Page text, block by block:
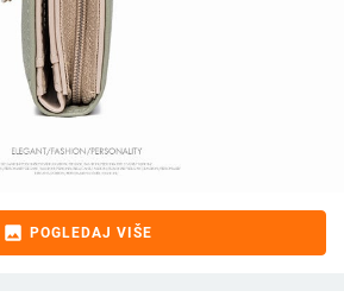
image POGLEDAJ VIŠE